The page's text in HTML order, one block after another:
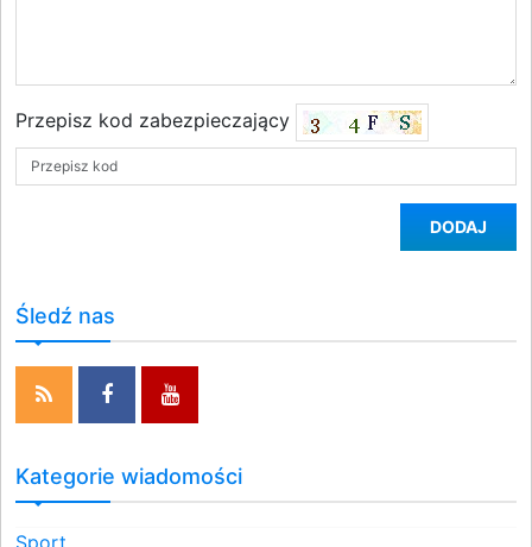
Przepisz kod zabezpieczający
DODAJ
Śledź nas
Kategorie wiadomości
Sport